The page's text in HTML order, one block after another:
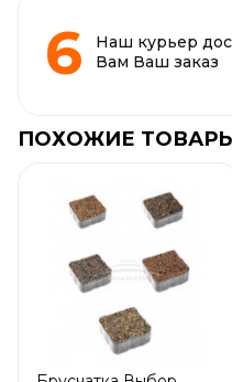
Наш курьер
Вам Ваш заказ
ПОХОЖИЕ